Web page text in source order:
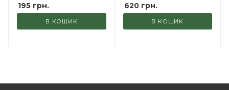
195 грн.
В КОШИК
620грн.
В КОШИК